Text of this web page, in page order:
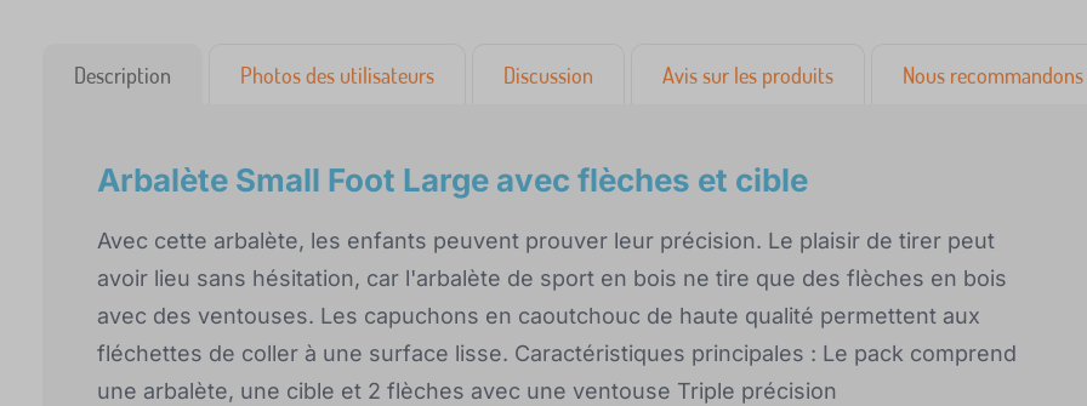
Description Photos des utilisateurs Discussion Avis sur les produits Nous
Arbalète Small Foot Large avec flèches et cible
Avec cette arbalète, les enfants peuvent prouver leur précision. Le plaisir de tirer peut
avoir lieu sans hésitation, car l'arbalète de sport en bois ne tire que des flèches en bois
avec des ventouses. Les capuchons en caoutchouc de haute qualité permettent aux
fléchettes de coller à une surface lisse. Caractéristiques principales : Le pack comprend
une arbalète, une cible et 2 flèches avec une ventouse Triple précision